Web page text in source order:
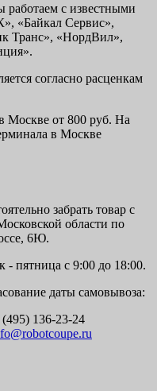
работаем с известными
«Байкал Сервис»,
Транс», «НордВил»,
согласно расценкам
Москве от 800 руб. На
в Москве
забрать товар с
области по
6Ю.
- пятница с 9:00 до 18:00.
даты самовывоза:
136-23-24